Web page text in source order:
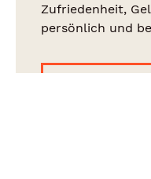
Zufriedenheit,
persönlich und